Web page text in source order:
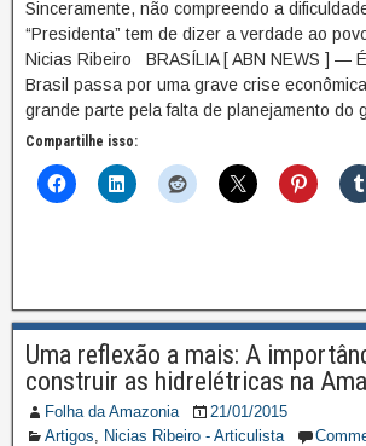
Sinceramente, não compreendo a
“Presidenta” tem de dizer a
Nicias Ribeiro BRASÍLIA [ ABN NEWS ] —
Brasil passa por uma grave crise
grande parte pela falta de planejamento do
Compartilhe isso:
Uma reflexão a mais: A
construir as hidrelétricas na
Folha da Amazonia
21/01/2015
Artigos, Nicias Ribeiro - Articulista